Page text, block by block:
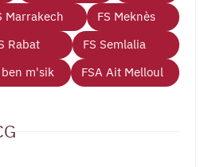
Marrakech
FS Meknès
Rabat
FS Semlalia
ben m'sik FSA Ait Melloul